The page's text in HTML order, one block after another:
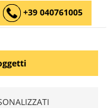
+39 040761005